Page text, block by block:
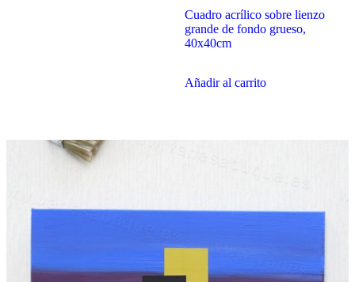
Cuadro acrílico sobre lienzo
grande de fondo grueso,
40x40cm
Añadir al carrito